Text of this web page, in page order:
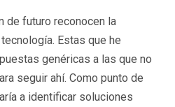
de futuro reconocen la
Estas que he
genéricas a las que no
seguir ahí. Como punto de
a identificar soluciones